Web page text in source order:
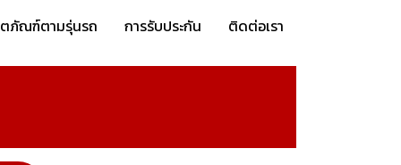
ภัณฑ์ตามรุ่นรถ การรับประกัน ติดต่อเรา